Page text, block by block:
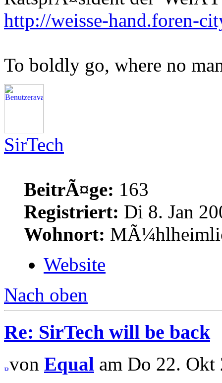
http://weisse-hand.foren-
To boldly go, where no
SirTech
BeitrÃ¤ge: 163
Registriert: Di 8. Jan
Wohnort:
Website
Nach oben
Re: SirTech will be back
von Equal am Do 22. Okt